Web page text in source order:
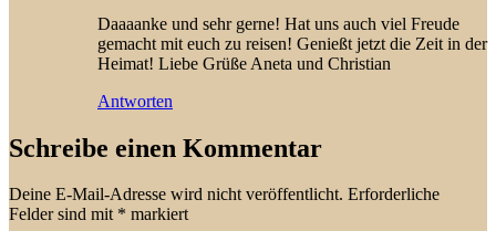
Daaaanke und sehr gerne! Hat uns auch viel Freude
gemacht mit euch zu reisen! Genießt jetzt die Zeit in der
Heimat! Liebe Grüße Aneta und Christian
Antworten
Schreibe einen Kommentar
Deine E-Mail-Adresse wird nicht veröffentlicht. Erforderliche
Felder sind mit * markiert